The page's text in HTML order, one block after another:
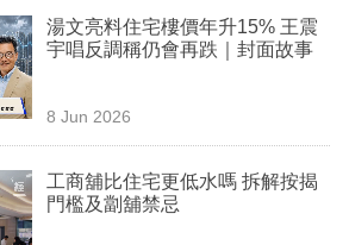
湯文亮料住宅樓價年升15% 王震
宇唱反調稱仍會再跌｜封面故事
8 Jun 2026
工商舖比住宅更低水嗎 拆解按揭
門檻及劏舖禁忌